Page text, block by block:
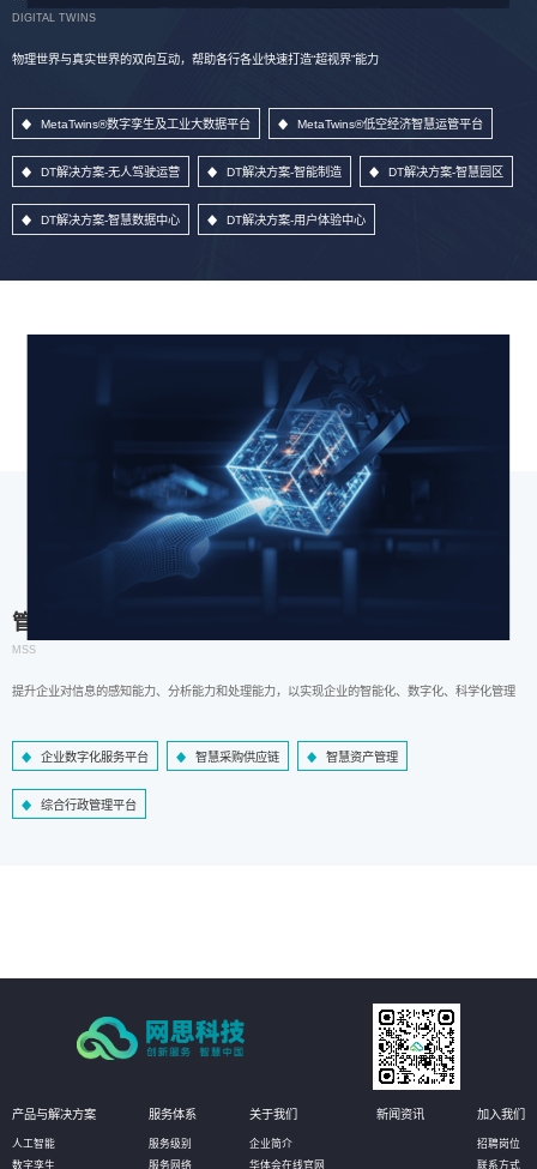
DIGITAL TWINS
物理世界与真实世界的双向互动，帮助各行各业快速打造“超视界”能力
MetaTwins®数字孪生及工业大数据平台 MetaTwins®低空经济智慧运管平台
DT解决方案-无人驾驶运营 DT解决方案-智能制造 DT解决方案-智慧园区
DT解决方案-智慧数据中心 DT解决方案-用户体验中心
管理信息系统
MSS
提升企业对信息的感知能力、分析能力和处理能力，以实现企业的智能化、数字化、科学化管理
企业数字化服务平台 智慧采购供应链 智慧资产管理
综合行政管理平台
产品与解决方案
人工智能
数字孪生
服务体系
服务级别
服务网络
关于我们
企业简介
华体会在线官网
新闻资讯 加入我们
招聘岗位
联系方式